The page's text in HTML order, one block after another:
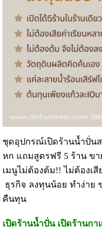
ชุดอุปกรณ์เปิดร้านน้ำปั่น
หก แถมสูตรฟรี 5 ร้าน ข
เมนูไม่ต้องต้ม!! ไม่ต้องเ
ธุรกิจ ลงทุนน้อย ทำง่าย
คืนทุน
เปิดร้านน้ำปั่น เปิดร้านก